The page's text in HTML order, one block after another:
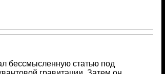
бессмысленную статью под